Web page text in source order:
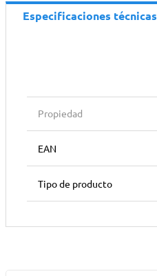
Especificaciones técnicas
Propiedad
EAN
Tipo de producto